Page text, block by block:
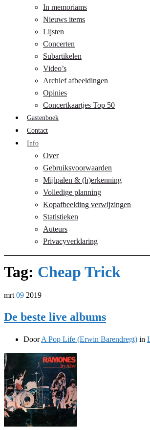
In memoriams
Nieuws items
Lijsten
Concerten
Subartikelen
Video’s
Archief afbeeldingen
Opinies
Concertkaartjes Top 50
Gastenboek
Contact
Info
Over
Gebruiksvoorwaarden
Mijlpalen & (h)erkenning
Volledige planning
Kopafbeelding verwijzingen
Statistieken
Auteurs
Privacyverklaring
Tag: Cheap Trick
mrt 09 2019
De beste live albums
DoorA Pop Life (Erwin Barendregt) in